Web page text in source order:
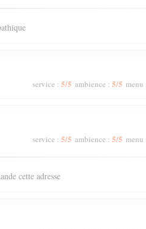
service : 5/5 ambience : 5/5 menu
service : 5/5 ambience : 5/5 menu
cette adresse